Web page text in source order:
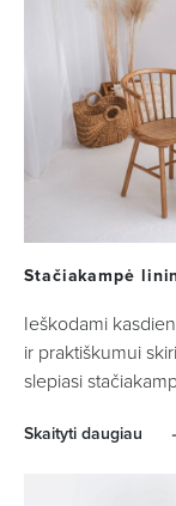
Stačiakampė
Ieškodami
ir praktiškumui
slepiasi
Skaityti daugiau